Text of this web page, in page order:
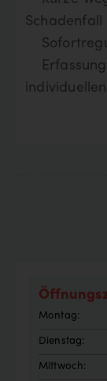
Schadenfall
Montag:
Dienstag:
Mittwoch: